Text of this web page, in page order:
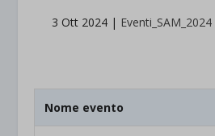
3 Ott 2024 | Eventi_SAM_2024
Nome evento